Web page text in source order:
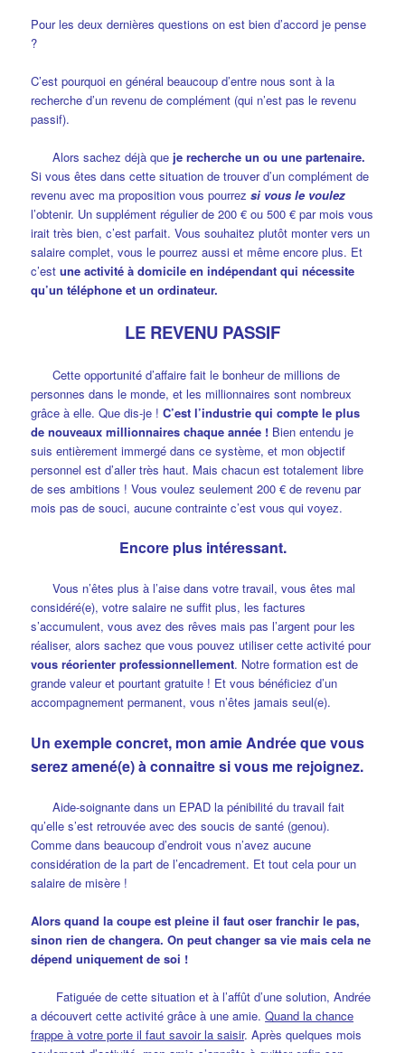
Pour les deux dernières questions on est bien d’accord je pense
?
C’est pourquoi en général beaucoup d’entre nous sont à la
recherche d’un revenu de complément (qui n’est pas le revenu
passif).
Alors sachez déjà que je recherche un ou une partenaire.
Si vous êtes dans cette situation de trouver d’un complément de
revenu avec ma proposition vous pourrezsi vous le voulez
l’obtenir. Un supplément régulier de 200 € ou 500 € par mois vous
irait très bien, c’est parfait. Vous souhaitez plutôt monter vers un
salaire complet, vous le pourrez aussi et même encore plus. Et
c’estune activité à domicile en indépendant qui nécessite
qu’un téléphone et un ordinateur.
LE REVENU PASSIF
Cette opportunité d’affaire fait le bonheur de millions de
personnes dans le monde, et les millionnaires sont nombreux
grâce à elle. Que dis-je !C’est l’industrie qui compte le plus
de nouveaux millionnaires chaque année ! Bien entendu je
suis entièrement immergé dans ce système, et mon objectif
personnel est d’aller très haut. Mais chacun est totalement libre
de ses ambitions ! Vous voulez seulement 200 € de revenu par
mois pas de souci, aucune contrainte c’est vous qui voyez.
Encore plus intéressant.
Vous n’êtes plus à l’aise dans votre travail, vous êtes mal
considéré(e), votre salaire ne suffit plus, les factures
s’accumulent, vous avez des rêves mais pas l’argent pour les
réaliser, alors sachez que vous pouvez utiliser cette activité pour
vous réorienter professionnellement. Notre formation est de
grande valeur et pourtant gratuite ! Et vous bénéficiez d’un
accompagnement permanent, vous n’êtes jamais seul(e).
Un exemple concret, mon amie Andrée que vous
serez amené(e) à connaitre si vous me rejoignez.
Aide-soignante dans un EPAD la pénibilité du travail fait
qu’elle s’est retrouvée avec des soucis de santé (genou).
Comme dans beaucoup d’endroit vous n’avez aucune
considération de la part de l’encadrement. Et tout cela pour un
salaire de misère !
Alors quand la coupe est pleine il faut oser franchir le pas,
sinon rien de changera. On peut changer sa vie mais cela ne
dépend uniquement de soi !
Fatiguée de cette situation et à l’affût d’une solution, Andrée
a découvert cette activité grâce à une amie.Quand la chance
frappe à votre porte il faut savoir la saisir. Après quelques mois